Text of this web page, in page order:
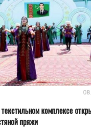
комплексе
пряжи